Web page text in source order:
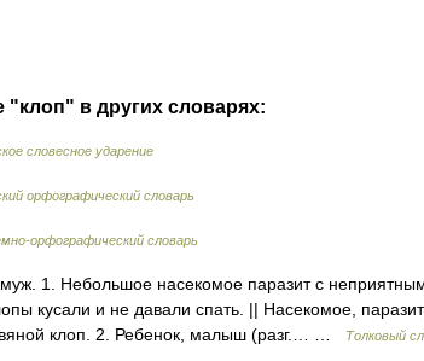
"клоп" в других словарях:
словесное ударение
орфографический словарь
орфографический словарь
1. Небольшое насекомое паразит с
кусали и не давали спать. || Насекомое,
клоп. 2. Ребенок, малыш (разг.… …
Толковый